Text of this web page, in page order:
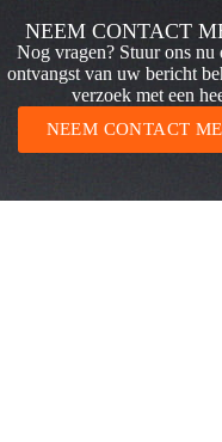
NEEM CONTACT
Nog vragen? Stuur ons nu
ontvangst van uw bericht
verzoek met een
NEEM CONTACT